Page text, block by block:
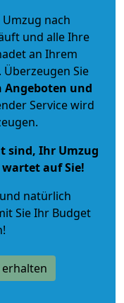
nach
und alle Ihre
an Ihrem
Sie
Angeboten und
Service wird
sind, Ihr Umzug
auf Sie!
natürlich
Sie Ihr Budget